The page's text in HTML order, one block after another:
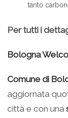
tanto
Per tutti i
Bologna
Comune di
aggiornata
città e con una